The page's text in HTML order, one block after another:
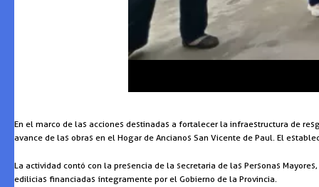
En el marco de las acciones destinadas a fortalecer la infraestructura de
avance de las obras en el Hogar de Ancianos San Vicente de Paul. El
La actividad contó con la presencia de la secretaria de las Personas
edilicias financiadas íntegramente por el Gobierno de la Provincia.